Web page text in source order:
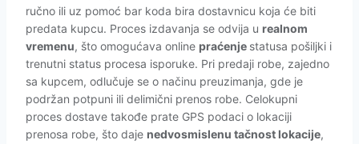
ručno ili uz pomoć bar koda bira dostavnicu koja će biti
predata kupcu. Proces izdavanja se odvija u realnom
vremenu, što omogućava online praćenje statusa pošiljki i
trenutni status procesa isporuke. Pri predaji robe, zajedno
sa kupcem, odlučuje se o načinu preuzimanja, gde je
podržan potpuni ili delimični prenos robe. Celokupni
proces dostave takođe prate GPS podaci o lokaciji
prenosa robe, što daje nedvosmislenu tačnost lokacije,